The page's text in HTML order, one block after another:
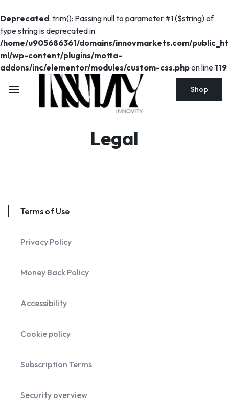
Deprecated: trim(): Passing null to parameter #1 ($string) of
type string is deprecated in
/home/u905686361/domains/innovmarkets.com/public_ht
ml/wp-content/plugins/motta-
addons/inc/elementor/modules/custom-css.phpon line 119
Shop
Legal
Terms of Use
Privacy Policy
Money Back Policy
Accessibility
Cookie policy
Subscription Terms
Security overview